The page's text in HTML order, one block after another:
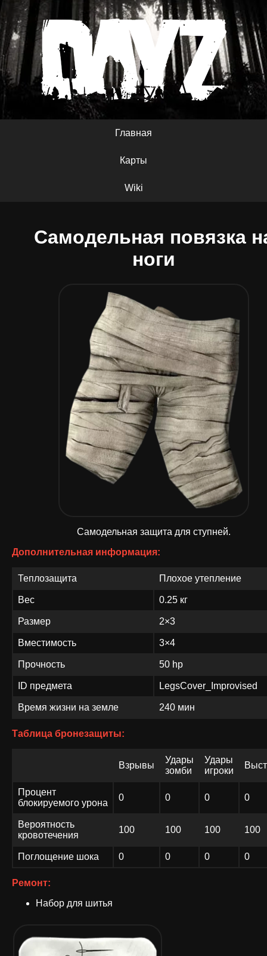
Главная
Карты
Wiki
Самодельная повязка
ноги
Самодельная защита для ступней.
Дополнительная информация:
Теплозащита Плохое утепление
Вес 0.25 кг
Размер 2×3
Вместимость 3×4
Прочность 50 hp
ID предмета LegsCover_Improvised
Время жизни на земле 240 мин
Таблица бронезащиты:
Взрывы
Удары
зомби
Удары
игроки
Процент
блокируемого урона
0 0 0 0
Вероятность
кровотечения
100 100 100 100
Поглощение шока 0 0 0 0
Ремонт:
Набор для шитья